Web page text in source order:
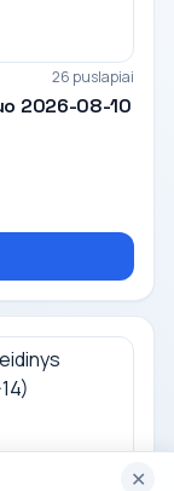
26 puslapiai
2026-08-10
✕